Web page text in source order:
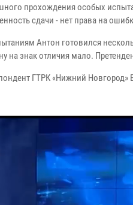
прохождения особых
сдачи - нет права на
Антон готовился
на знак отличия мало.
ГТРК «Нижний Новгород»